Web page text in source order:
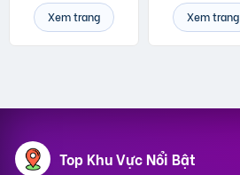
Xem trang Xem trang
Top Khu Vực Nổi Bật